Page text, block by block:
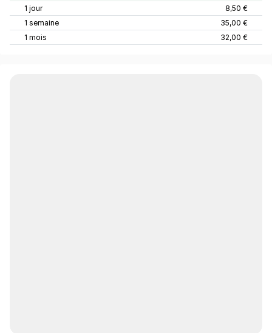
1 jour
8,50 €
1 semaine
35,00 €
1 mois
32,00 €